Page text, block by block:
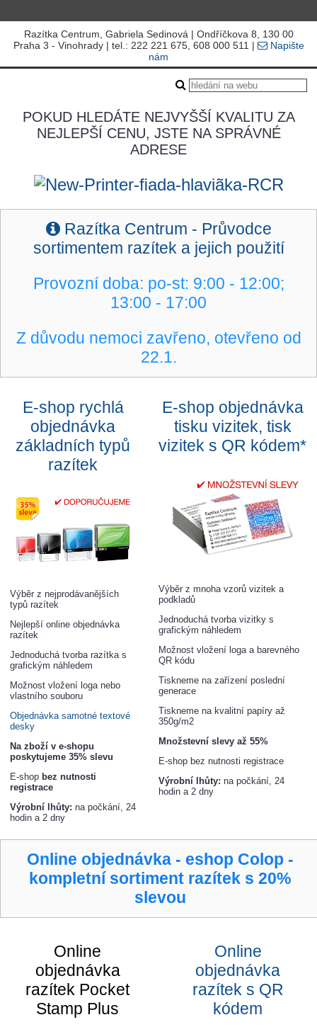
Razítka Centrum, Gabriela Sedinová | Ondříčkova 8, 130 00
Praha 3 - Vinohrady | tel.: 222 221 675, 608 000 511 |
Napište
nám
POKUD HLEDÁTE NEJVYŠŠÍ KVALITU ZA
NEJLEPŠÍ CENU, JSTE NA SPRÁVNÉ
ADRESE
Razítka Centrum - Průvodce
sortimentem razítek a jejich použití
Provozní doba: po-st: 9:00 - 12:00;
13:00 - 17:00
Z důvodu nemoci zavřeno, otevřeno od
22.1.
E-shop objednávka
tisku vizitek, tisk
vizitek s QR kódem*
Výběr z mnoha vzorů vizitek a
podkladů
Jednoduchá tvorba vizitky s
grafickým náhledem
Možnost vložení loga a barevného
QR kódu
Tiskneme na zařízení poslední
generace
Tiskneme na kvalitní papíry až
350g/m2
Množstevní slevy až 55%
E-shop bez nutnosti registrace
Výrobní lhůty: na počkání, 24
hodin a 2 dny
E-shop rychlá
objednávka
základních typů
razítek
Výběr z nejprodávanějších
typů razítek
Nejlepší online objednávka
razítek
Jednoduchá tvorba razítka s
grafickým náhledem
Možnost vložení loga nebo
vlastního souboru
Objednávka samotné textové
desky
Na zboží v e-shopu
poskytujeme 35% slevu
E-shop bez nutnosti
registrace
Výrobní lhůty: na počkání, 24
hodin a 2 dny
Online objednávka - eshop Colop -
kompletní sortiment razítek s 20%
slevou
Online
objednávka
razítek Pocket
Stamp Plus
Online
objednávka
razítek s QR
kódem